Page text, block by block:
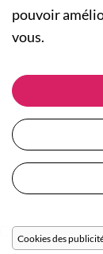
Qui
Nos
Plan du
NOS
Les
Nos
Suivre
Retour
Moyens
Conditions
Protection des
Réglage des
pouvoir
vous.
Cookies des